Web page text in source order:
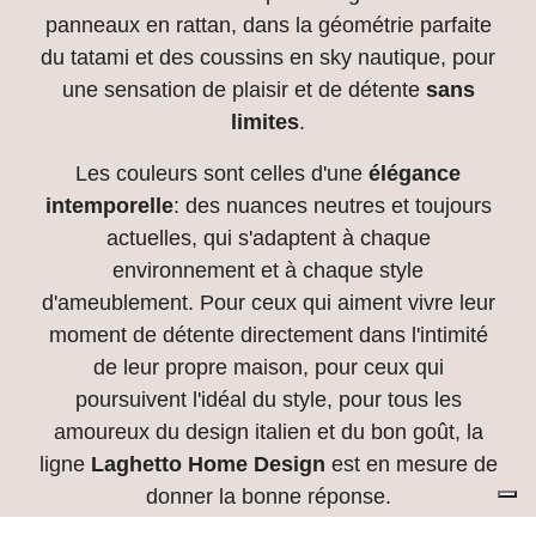
panneaux en rattan, dans la géométrie parfaite
du tatami et des coussins en sky nautique, pour
une sensation de plaisir et de détente sans
limites.
Les couleurs sont celles d'une élégance
intemporelle: des nuances neutres et toujours
actuelles, qui s'adaptent à chaque
environnement et à chaque style
d'ameublement. Pour ceux qui aiment vivre leur
moment de détente directement dans l'intimité
de leur propre maison, pour ceux qui
poursuivent l'idéal du style, pour tous les
amoureux du design italien et du bon goût, la
ligne Laghetto Home Design est en mesure de
donner la bonne réponse.